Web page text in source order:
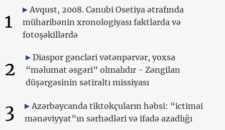
1
Avqust, 2008. Cənubi Osetiya ətrafında
müharibənin xronologiyası faktlarda və
fotoşəkillərdə
2
Diaspor gəncləri vətənpərvər, yoxsa
“məlumat əsgəri” olmalıdır - Zəngilan
düşərgəsinin sətiraltı missiyası
3
Azərbaycanda tiktokçuların həbsi: “ictimai
mənəviyyat”ın sərhədləri və ifadə azadlığı